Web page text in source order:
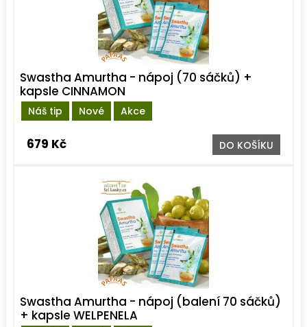
Náš tip Nové Akce
Swastha Amurtha - nápoj (70 sáčků) +
kapsle CINNAMON
679 Kč DO KOŠÍKU
Swastha Amurtha - nápoj (balení 70 sáčků)
+ kapsle WELPENELA